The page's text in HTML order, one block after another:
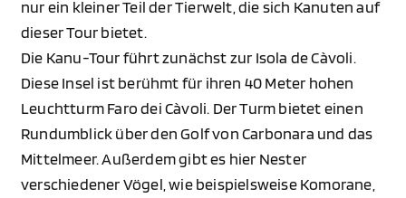
nur ein kleiner Teil der Tierwelt, die sich Kanuten auf
dieser Tour bietet.
Die Kanu-Tour führt zunächst zur Isola de Càvoli.
Diese Insel ist berühmt für ihren 40 Meter hohen
Leuchtturm Faro dei Càvoli. Der Turm bietet einen
Rundumblick über den Golf von Carbonara und das
Mittelmeer. Außerdem gibt es hier Nester
verschiedener Vögel, wie beispielsweise Komorane,